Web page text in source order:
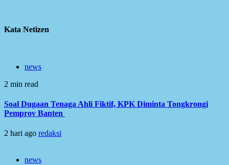
Kata Netizen
news
2 min read
Soal Dugaan Tenaga Ahli Fiktif, KPK Diminta Tongkrongi
Pemprov Banten
2 hari ago redaksi
news